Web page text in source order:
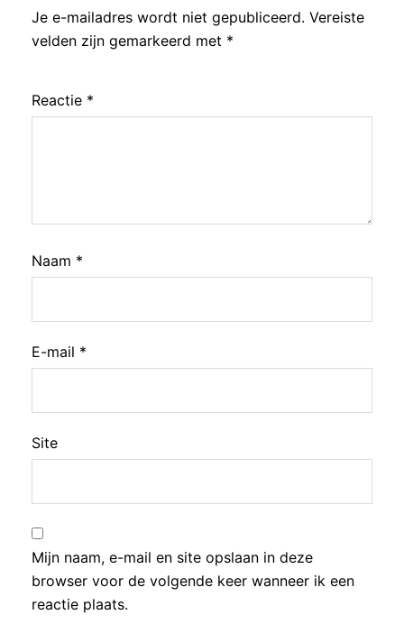
Je e-mailadres wordt niet gepubliceerd. Vereiste
velden zijn gemarkeerd met *
Reactie *
Naam *
E-mail *
Site
Mijn naam, e-mail en site opslaan in deze
browser voor de volgende keer wanneer ik een
reactie plaats.